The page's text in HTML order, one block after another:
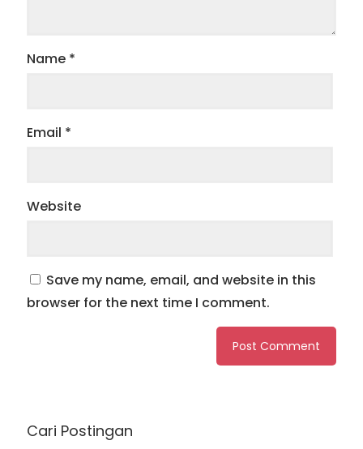
Name *
Email *
Website
Save my name, email, and website in this
browser for the next time I comment.
Cari Postingan